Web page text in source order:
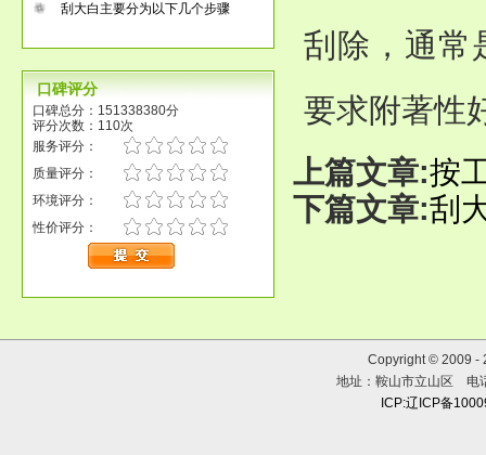
刮大白主要分为以下几个步骤
口碑评分
口碑总分：151338380分
评分次数：110次
服务评分：
质量评分：
环境评分：
性价评分：
刮除，通常
要求附著性
上篇文章:按
下篇文章:刮
Copyright © 2009 -
地址：鞍山市立山区
ICP:辽ICP备